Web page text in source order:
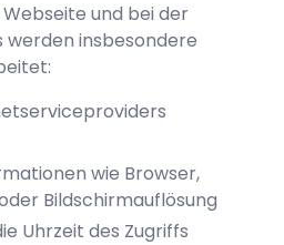
und bei der
werden insbesondere
wie Browser,
Bildschirmauflösung
Uhrzeit des Zugriffs